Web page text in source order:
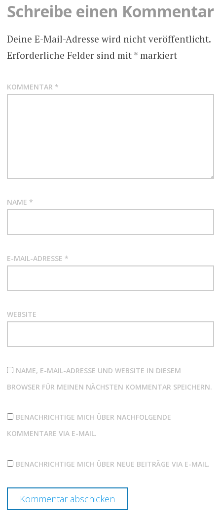
Schreibe einen Kommentar
Deine E-Mail-Adresse wird nicht veröffentlicht.
Erforderliche Felder sind mit *markiert
KOMMENTAR *
NAME *
E-MAIL-ADRESSE *
WEBSITE
NAME, E-MAIL-ADRESSE UND WEBSITE IN DIESEM
BROWSER FÜR MEINEN NÄCHSTEN KOMMENTAR SPEICHERN.
BENACHRICHTIGE MICH ÜBER NACHFOLGENDE
KOMMENTARE VIA E-MAIL.
BENACHRICHTIGE MICH ÜBER NEUE BEITRÄGE VIA E-MAIL.